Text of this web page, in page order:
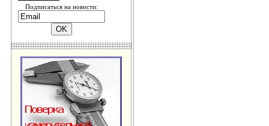
Подписаться на новости: